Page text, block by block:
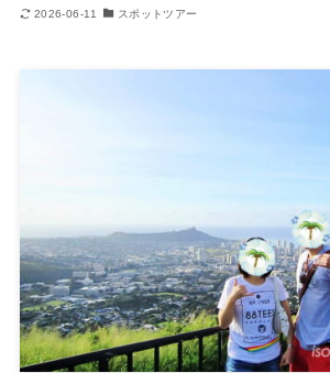
2026-06-11 スポットツアー